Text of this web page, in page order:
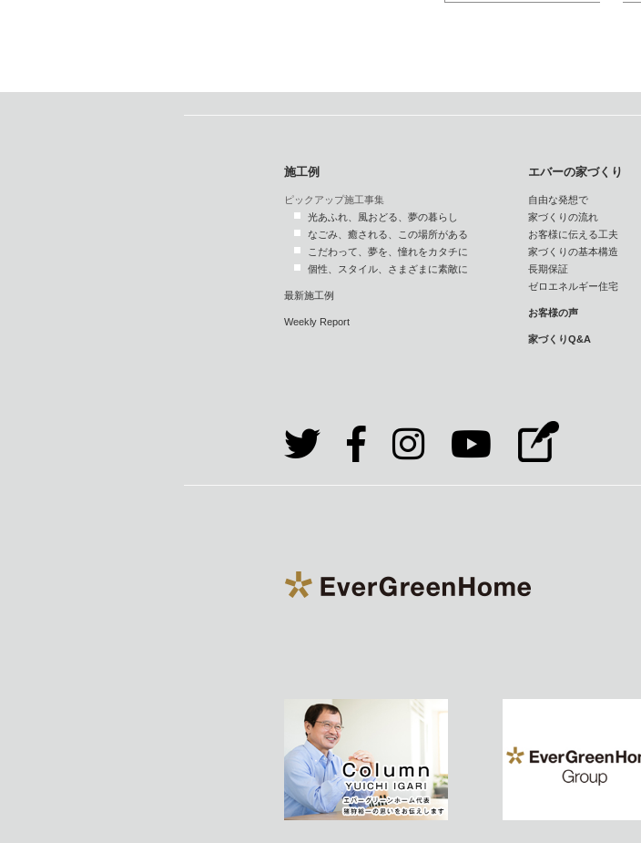
施工例
ピックアップ施工事集
光あふれ、風おどる、夢の暮らし
なごみ、癒される、この場所がある
こだわって、夢を、憧れをカタチに
個性、スタイル、さまざまに素敵に
最新施工例
Weekly Report
エバーの家づくり
自由な発想で
家づくりの流れ
お客様に伝える工夫
家づくりの基本構造
長期保証
ゼロエネルギー住宅
お客様の声
家づくりQ&A